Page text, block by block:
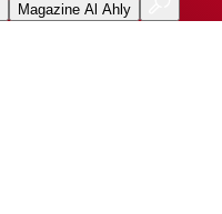
Magazine Al Ahly